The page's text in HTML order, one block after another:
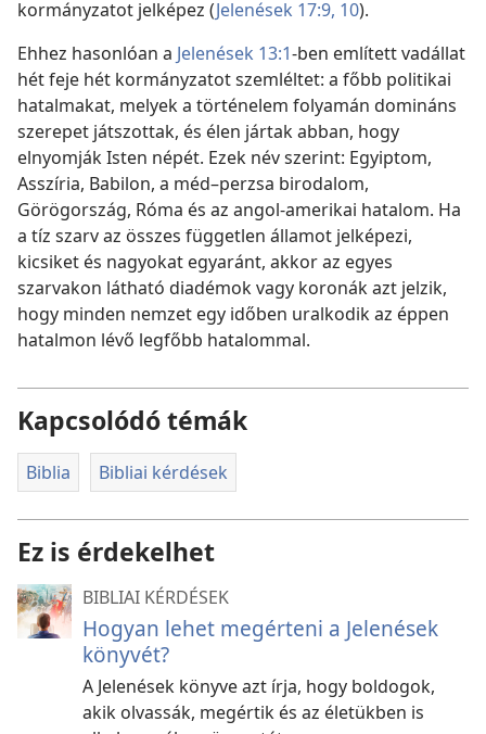
kormányzatot jelképez (Jelenések 17:9, 10).
Ehhez hasonlóan a Jelenések 13:1-ben említett vadállat
hét feje hét kormányzatot szemléltet: a főbb politikai
hatalmakat, melyek a történelem folyamán domináns
szerepet játszottak, és élen jártak abban, hogy
elnyomják Isten népét. Ezek név szerint: Egyiptom,
Asszíria, Babilon, a méd–perzsa birodalom,
Görögország, Róma és az angol-amerikai hatalom. Ha
a tíz szarv az összes független államot jelképezi,
kicsiket és nagyokat egyaránt, akkor az egyes
szarvakon látható diadémok vagy koronák azt jelzik,
hogy minden nemzet egy időben uralkodik az éppen
hatalmon lévő legfőbb hatalommal.
Kapcsolódó témák
Biblia Bibliai kérdések
Ez is érdekelhet
BIBLIAI KÉRDÉSEK
Hogyan lehet megérteni a Jelenések
könyvét?
A Jelenések könyve azt írja, hogy boldogok,
akik olvassák, megértik és az életükben is